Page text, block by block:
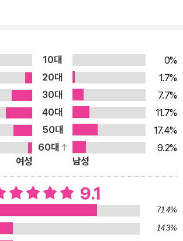
극복하기 위한 대담하고 구체적인 정치 전략
적 전환을 꿈꾸는 이들에게 유의미한 지침이
우리의 빈약한 상상력을 자극하기 위해 저자
네에서까지 거슬러 올라가 이야기를 시작한
밸’이라는 타협적인 용어로 일로부터 삶을
오래전 아테네인들은 ‘노동’(labour)을 “가
행되는 고통스럽고 힘든 활동”(24면)으로
들은 노동 대신 ‘일’(work)과 여가에 많은 시
봄, 공부, 교육, 창조적 작업 등 “개인의 신체
더불어 사회구조와 공동체 유대를 유지하고
면)으로 노동과는 확연히 구별되는 것이었
‘일’과 ‘노동’의 구별을 강조하며 실은 노동
10대
0%
20대
1.7%
30대
7.7%
40대
11.7%
50대
17.4%
60대
9.2%
여성
남성
9.1
71.4%
14.3%